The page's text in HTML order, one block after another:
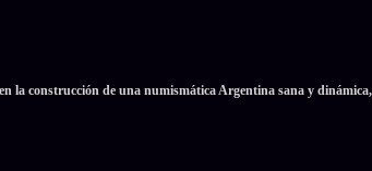
la construcción de una numismática Argentina sana y